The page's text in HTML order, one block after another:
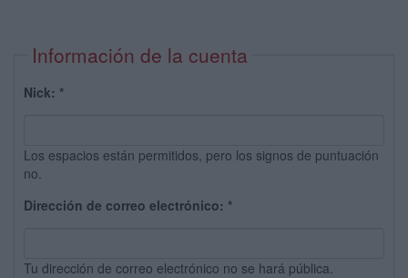
Información de la cuenta
Nick: *
Los espacios están permitidos, pero los signos de puntuación
no.
Dirección de correo electrónico: *
Tu dirección de correo electrónico no se hará pública.